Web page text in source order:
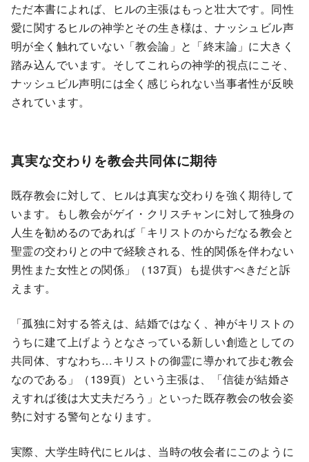
ただ本書によれば、ヒルの主張はもっと壮大です。同性
愛に関するヒルの神学とその生き様は、ナッシュビル声
明が全く触れていない「教会論」と「終末論」に大きく
踏み込んでいます。そしてこれらの神学的視点にこそ、
ナッシュビル声明には全く感じられない当事者性が反映
されています。
真実な交わりを教会共同体に期待
既存教会に対して、ヒルは真実な交わりを強く期待して
います。もし教会がゲイ・クリスチャンに対して独身の
人生を勧めるのであれば「キリストのからだなる教会と
聖霊の交わりとの中で経験される、性的関係を伴わない
男性また女性との関係」（137頁）も提供すべきだと訴
えます。
「孤独に対する答えは、結婚ではなく、神がキリストの
うちに建て上げようとなさっている新しい創造としての
共同体、すなわち…キリストの御霊に導かれて歩む教会
なのである」（139頁）という主張は、「信徒が結婚さ
えすれば後は大丈夫だろう」といった既存教会の牧会姿
勢に対する警句となります。
実際、大学生時代にヒルは、当時の牧会者にこのように